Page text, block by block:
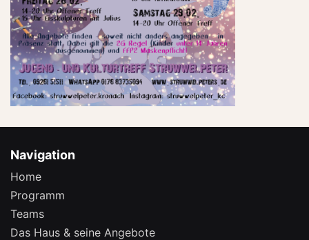
Navigation
Home
Programm
Teams
Das Haus & seine Angebote